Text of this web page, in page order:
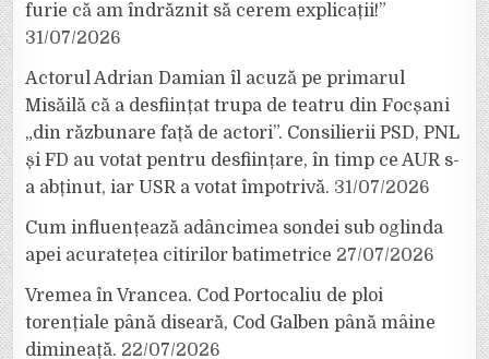
furie că am îndrăznit să cerem explicații!”
31/07/2026
Actorul Adrian Damian îl acuză pe primarul
Misăilă că a desființat trupa de teatru din Focșani
„din răzbunare față de actori”. Consilierii PSD, PNL
și FD au votat pentru desființare, în timp ce AUR s-
a abținut, iar USR a votat împotrivă. 31/07/2026
Cum influențează adâncimea sondei sub oglinda
apei acuratețea citirilor batimetrice 27/07/2026
Vremea în Vrancea. Cod Portocaliu de ploi
torențiale până diseară, Cod Galben până mâine
dimineață. 22/07/2026